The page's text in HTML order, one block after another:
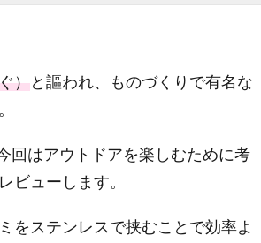
）と謳われ、ものづくりで有名な
回はアウトドアを楽しむために考
ビューします。
をステンレスで挟むことで効率よ